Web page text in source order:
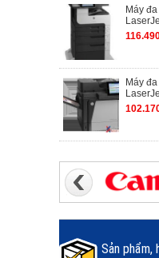
Máy
Máy
Sản phẩm,